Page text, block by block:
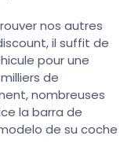
nos autres
il suffit de
pour une
de
nombreuses
la barra de
de su coche